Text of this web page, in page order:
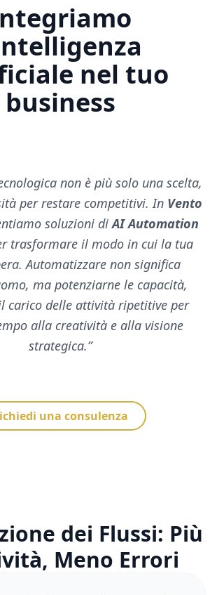
nel tuo
business
non è più solo una scelta,
per restare competitivi. In Vento
soluzioni diAI Automation
trasformare il modo in cui la tua
Automatizzare non significa
ma potenziarne le capacità,
carico delle attività ripetitive per
alla creatività e alla visione
strategica.”
una consulenza
dei Flussi: Più
Meno Errori